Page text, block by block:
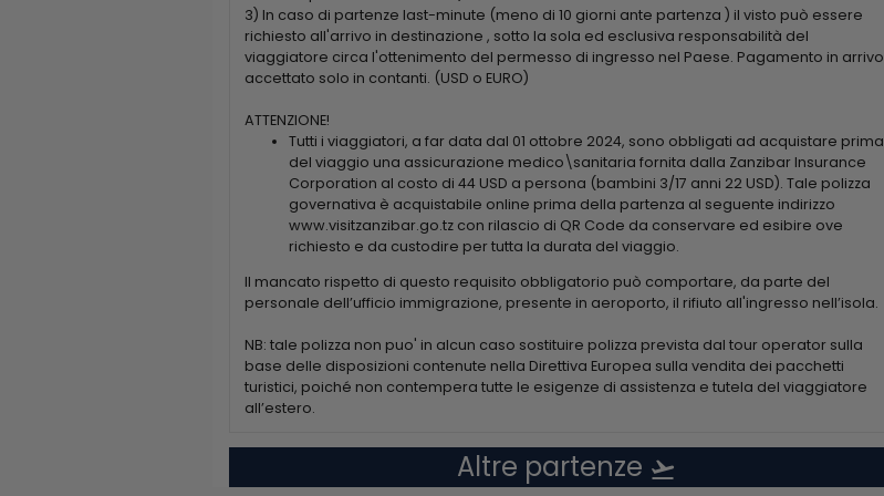
con almeno un giorno di anticipo, prenotazione disponibile anche tramite la Tui Blue App.
Ogni settimana vengono organizzate 2 serate a tema: africano-arabo sulla spiaggia e
cena a bordo piscina. Il bar a bordo piscina delle camere Deluxe offre anche cocktail e
bibite. Zanzi-Bar in spiaggia offre cocktail e bevande analcoliche, tè e caffè. Un'ampia
piscina principale. Il bar del Green & Grill si trova vicino alla spiaggia e offre cocktail e
bevande analcoliche.
SERVIZI, SPORT E SVAGO
Wi-Fi gratuito in tutto il resort, compresa la spiaggia e le camere. A pagamento: servizio
lavanderia, medico su richiesta, cambio valute e boutique. Sala conferenze per circa 120
persone. Aerobica, beach volley, freccette, campo multisport (illuminazione notturna a
anni. A pagamento: sport acquatici.
Presso la BLUE SPA gli ospiti Francorosso potranno godere delle moderne tecniche di
massaggio offerte per assaporare un’esperienza unica. Una vasta gamma di trattamenti,
dai tradizionali ai più ricercati, con utilizzo di prodotti locali tra cui: l’olio di mongongo, lo
zenzero, la cannella ed il caffè. La SPA una sala relax dove riposarsi dopo i trattamenti.
Nel SeaClub Style vivrai una vacanza all’insegna del comfort e della scoperta.
3) In caso di partenze last-minute (meno di 10 giorni ante partenza ) il visto può essere
richiesto all'arrivo in destinazione , sotto la sola ed esclusiva responsabilità del
viaggiatore circa l'ottenimento del permesso di ingresso nel Paese. Pagamento in arrivo
accettato solo in contanti. (USD o EURO)
ATTENZIONE!
Tutti i viaggiatori, a far data dal 01 ottobre 2024, sono obbligati ad acquistare prima
del viaggio una assicurazione medico\sanitaria fornita dalla Zanzibar Insurance
Corporation al costo di 44 USD a persona (bambini 3/17 anni 22 USD). Tale polizza
governativa è acquistabile online prima della partenza al seguente indirizzo
www.visitzanzibar.go.tz con rilascio di QR Code da conservare ed esibire ove
richiesto e da custodire per tutta la durata del viaggio.
Il mancato rispetto di questo requisito obbligatorio può comportare, da parte del
personale dell’ufficio immigrazione, presente in aeroporto, il rifiuto all'ingresso nell’isola.
NB: tale polizza non puo' in alcun caso sostituire polizza prevista dal tour operator sulla
base delle disposizioni contenute nella Direttiva Europea sulla vendita dei pacchetti
turistici, poiché non contempera tutte le esigenze di assistenza e tutela del viaggiatore
all’estero.
Altre partenze flight_takeoff